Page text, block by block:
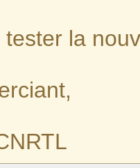
tester la